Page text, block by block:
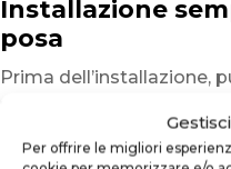
Per offrire le migliori
Installazione
posa
Prima dell’installazione,
per eliminare polvere,
che potrebbero